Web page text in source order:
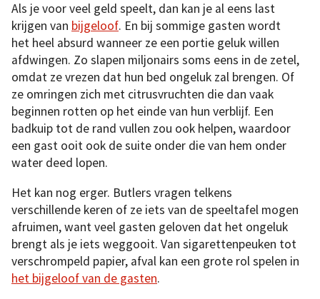
Als je voor veel geld speelt, dan kan je al eens last
krijgen van bijgeloof. En bij sommige gasten wordt
het heel absurd wanneer ze een portie geluk willen
afdwingen. Zo slapen miljonairs soms eens in de zetel,
omdat ze vrezen dat hun bed ongeluk zal brengen. Of
ze omringen zich met citrusvruchten die dan vaak
beginnen rotten op het einde van hun verblijf. Een
badkuip tot de rand vullen zou ook helpen, waardoor
een gast ooit ook de suite onder die van hem onder
water deed lopen.
Het kan nog erger. Butlers vragen telkens
verschillende keren of ze iets van de speeltafel mogen
afruimen, want veel gasten geloven dat het ongeluk
brengt als je iets weggooit. Van sigarettenpeuken tot
verschrompeld papier, afval kan een grote rol spelen in
het bijgeloof van de gasten.